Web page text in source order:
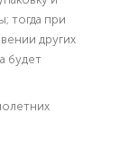
тогда при
других
будет